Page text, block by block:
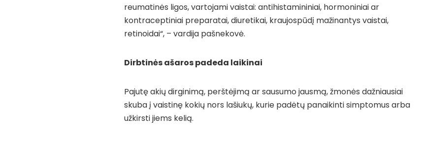
reumatinės ligos, vartojami vaistai: antihistamininiai, hormoniniai ar
kontraceptiniai preparatai, diuretikai, kraujospūdį mažinantys vaistai,
retinoidai“, – vardija pašnekovė.
Dirbtinės ašaros padeda laikinai
Pajutę akių dirginimą, perštėjimą ar sausumo jausmą, žmonės dažniausiai
skuba į vaistinę kokių nors lašiukų, kurie padėtų panaikinti simptomus arba
užkirsti jiems kelią.